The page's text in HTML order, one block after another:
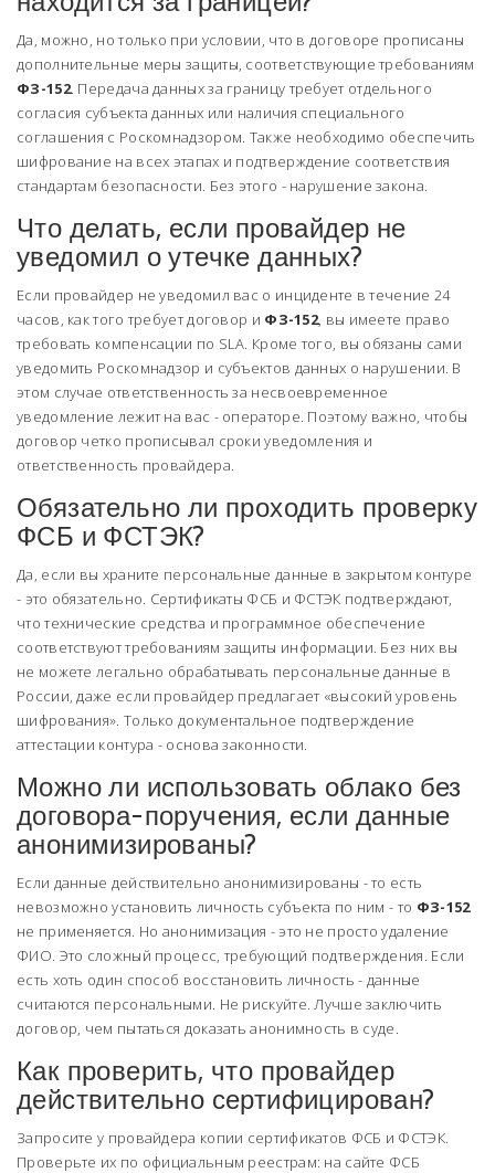
Да, можно, но только при условии, что в договоре прописаны
дополнительные меры защиты, соответствующие требованиям
ФЗ-152. Передача данных за границу требует отдельного
согласия субъекта данных или наличия специального
соглашения с Роскомнадзором. Также необходимо обеспечить
шифрование на всех этапах и подтверждение соответствия
стандартам безопасности. Без этого - нарушение закона.
Что делать, если провайдер не
уведомил о утечке данных?
Если провайдер не уведомил вас о инциденте в течение 24
часов, как того требует договор и ФЗ-152, вы имеете право
требовать компенсации по SLA. Кроме того, вы обязаны сами
уведомить Роскомнадзор и субъектов данных о нарушении. В
этом случае ответственность за несвоевременное
уведомление лежит на вас - операторе. Поэтому важно, чтобы
договор четко прописывал сроки уведомления и
ответственность провайдера.
Обязательно ли проходить проверку
ФСБ и ФСТЭК?
Да, если вы храните персональные данные в закрытом контуре
- это обязательно. Сертификаты ФСБ и ФСТЭК подтверждают,
что технические средства и программное обеспечение
соответствуют требованиям защиты информации. Без них вы
не можете легально обрабатывать персональные данные в
России, даже если провайдер предлагает «высокий уровень
шифрования». Только документальное подтверждение
аттестации контура - основа законности.
Можно ли использовать облако без
договора-поручения, если данные
анонимизированы?
Если данные действительно анонимизированы - то есть
невозможно установить личность субъекта по ним - то ФЗ-152
не применяется. Но анонимизация - это не просто удаление
ФИО. Это сложный процесс, требующий подтверждения. Если
есть хоть один способ восстановить личность - данные
считаются персональными. Не рискуйте. Лучше заключить
договор, чем пытаться доказать анонимность в суде.
Как проверить, что провайдер
действительно сертифицирован?
Запросите у провайдера копии сертификатов ФСБ и ФСТЭК.
Проверьте их по официальным реестрам: на сайте ФСБ